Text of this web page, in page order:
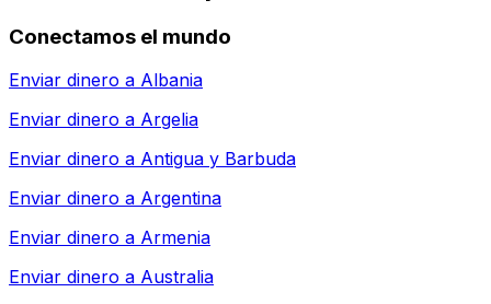
Conectamos el mundo
Enviar dinero a Albania
Enviar dinero a Argelia
Enviar dinero a Antigua y Barbuda
Enviar dinero a Argentina
Enviar dinero a Armenia
Enviar dinero a Australia